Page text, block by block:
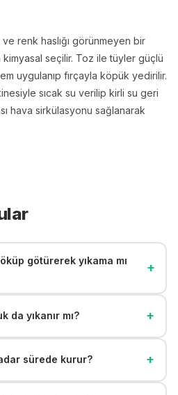
renk haslığı görünmeyen bir
seçilir. Toz ile tüyler güçlü
uygulanıp fırçayla köpük yedirilir.
sıcak su verilip kirli su geri
hava sirkülasyonu sağlanarak
götürerek yıkama mı
+
da yıkanır mı? +
sürede kurur? +